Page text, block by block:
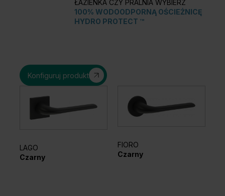
ŁAZIENKA CZY PRALNIA WYBIERZ
100% WODOODPORNĄ OŚCIEŻNICĘ
HYDRO PROTECT ™
Konfiguruj produkt
LAGO
Czarny
FIORO
Czarny